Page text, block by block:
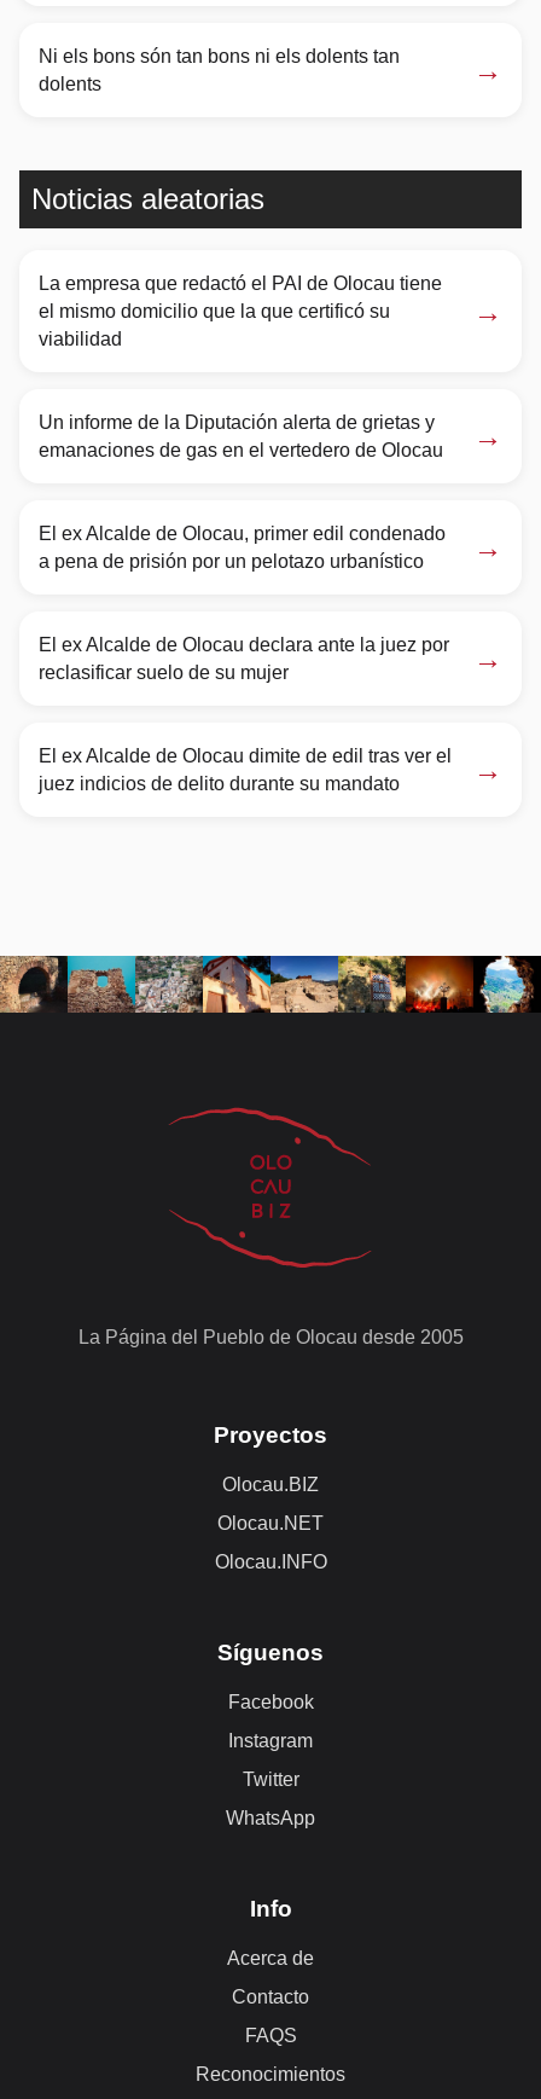
Ni els bons són tan bons ni els dolents tan
dolents
→
Noticias aleatorias
La empresa que redactó el PAI de Olocau tiene
el mismo domicilio que la que certificó su
viabilidad
→
Un informe de la Diputación alerta de grietas y
emanaciones de gas en el vertedero de Olocau
→
El ex Alcalde de Olocau, primer edil condenado
a pena de prisión por un pelotazo urbanístico
→
El ex Alcalde de Olocau declara ante la juez por
reclasificar suelo de su mujer
→
El ex Alcalde de Olocau dimite de edil tras ver el
juez indicios de delito durante su mandato
→
La Página del Pueblo de Olocau desde 2005
Proyectos
Olocau.BIZ
Olocau.NET
Olocau.INFO
Síguenos
Facebook
Instagram
Twitter
WhatsApp
Info
Acerca de
Contacto
FAQS
Reconocimientos